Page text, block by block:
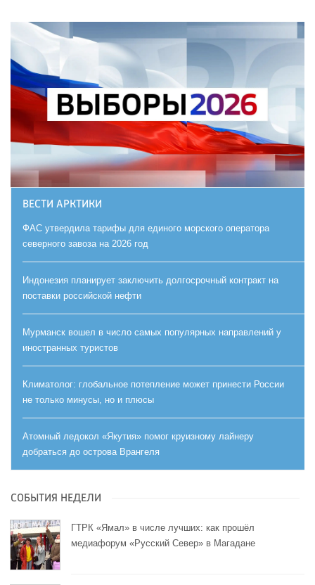
ВЕСТИ АРКТИКИ
ФАС утвердила тарифы для единого морского оператора
северного завоза на 2026 год
Индонезия планирует заключить долгосрочный контракт на
поставки российской нефти
Мурманск вошел в число самых популярных направлений у
иностранных туристов
Климатолог: глобальное потепление может принести России
не только минусы, но и плюсы
Атомный ледокол «Якутия» помог круизному лайнеру
добраться до острова Врангеля
СОБЫТИЯ НЕДЕЛИ
ГТРК «Ямал» в числе лучших: как прошёл
медиафорум «Русский Север» в Магадане